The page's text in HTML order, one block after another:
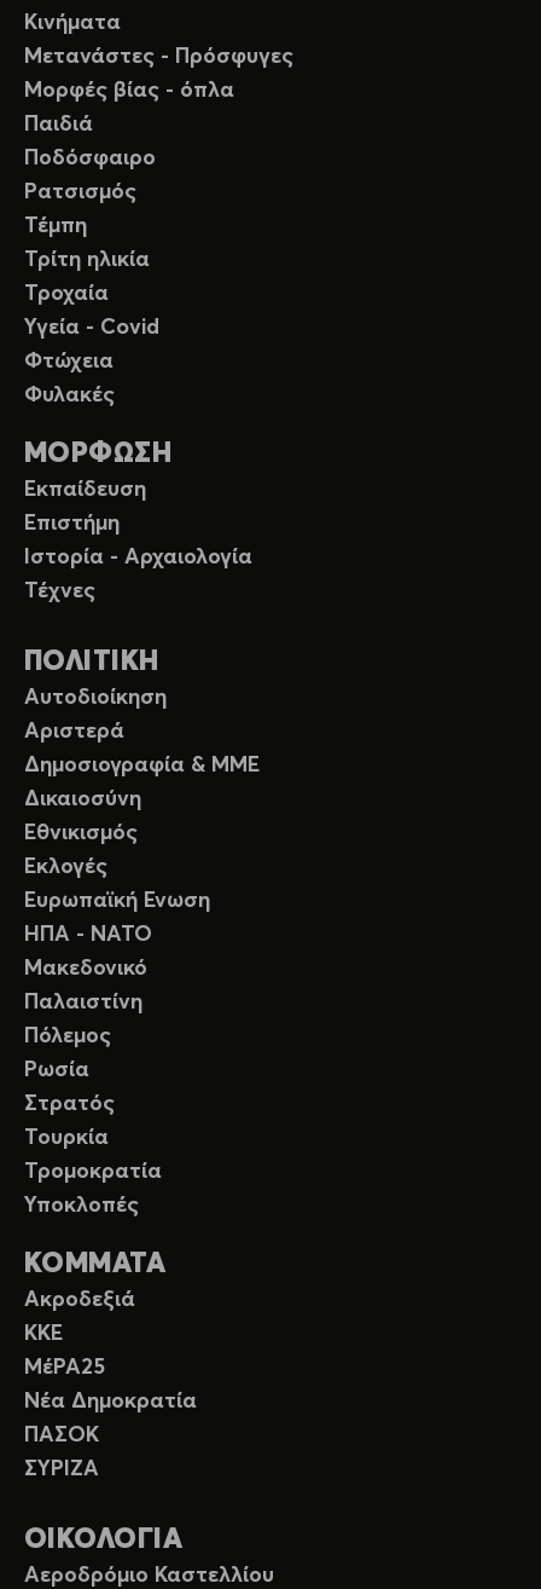
Κινήματα
Μετανάστες - Πρόσφυγες
Μορφές βίας - όπλα
Παιδιά
Ποδόσφαιρο
Ρατσισμός
Τέμπη
Τρίτη ηλικία
Τροχαία
Υγεία - Covid
Φτώχεια
Φυλακές
ΜΟΡΦΩΣΗ
Εκπαίδευση
Επιστήμη
Ιστορία - Αρχαιολογία
Τέχνες
ΠΟΛΙΤΙΚΗ
Αυτοδιοίκηση
Αριστερά
Δημοσιογραφία & ΜΜΕ
Δικαιοσύνη
Εθνικισμός
Εκλογές
Ευρωπαϊκή Ενωση
ΗΠΑ - ΝΑΤΟ
Μακεδονικό
Παλαιστίνη
Πόλεμος
Ρωσία
Στρατός
Τουρκία
Τρομοκρατία
Υποκλοπές
ΚΟΜΜΑΤΑ
Ακροδεξιά
ΚΚΕ
ΜέΡΑ25
Νέα Δημοκρατία
ΠΑΣΟΚ
ΣΥΡΙΖΑ
ΟΙΚΟΛΟΓΙΑ
Αεροδρόμιο Καστελλίου